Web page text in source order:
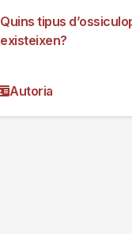
Quins tipus
existeixen?
Autoria